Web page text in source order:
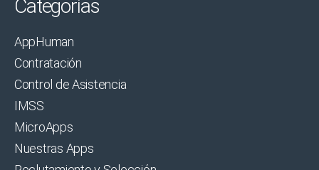
Categorías
AppHuman
Contratación
Control de Asistencia
IMSS
MicroApps
Nuestras Apps